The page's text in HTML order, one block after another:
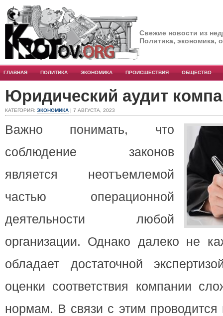
Свежие новости из
Политика, экономика,
ГЛАВНАЯ ПОЛИТИКА ЭКОНОМИКА ПРОИСШЕСТВИЯ ОБЩЕСТВО
Юридический аудит
КАТЕГОРИЯ: ЭКОНОМИКА | 7 АВГУСТА, 2023
Важно понимать, что
соблюдение законов
является неотъемлемой
частью операционной
деятельности любой
организации. Однако далеко не
обладает достаточной
оценки соответствия компании
нормам. В связи с этим проводится